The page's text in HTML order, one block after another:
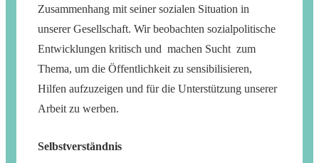
Zusammenhang mit seiner sozialen Situation in
unserer Gesellschaft. Wir beobachten sozialpolitische
Entwicklungen kritisch und machen Sucht zum
Thema, um die Öffentlichkeit zu sensibilisieren,
Hilfen aufzuzeigen und für die Unterstützung unserer
Arbeit zu werben.
Selbstverständnis